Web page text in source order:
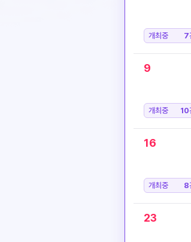
개최중 7
9
개최중 10
16
개최중 8
23